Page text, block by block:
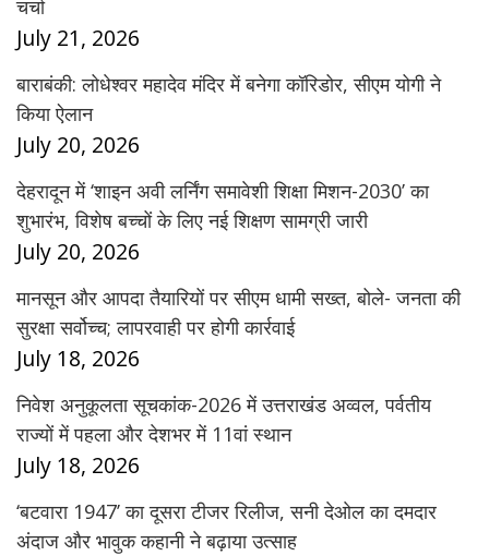
चर्चा
July 21, 2026
बाराबंकी: लोधेश्वर महादेव मंदिर में बनेगा कॉरिडोर, सीएम योगी ने
किया ऐलान
July 20, 2026
देहरादून में ‘शाइन अवी लर्निंग समावेशी शिक्षा मिशन-2030’ का
शुभारंभ, विशेष बच्चों के लिए नई शिक्षण सामग्री जारी
July 20, 2026
मानसून और आपदा तैयारियों पर सीएम धामी सख्त, बोले- जनता की
सुरक्षा सर्वोच्च; लापरवाही पर होगी कार्रवाई
July 18, 2026
निवेश अनुकूलता सूचकांक-2026 में उत्तराखंड अव्वल, पर्वतीय
राज्यों में पहला और देशभर में 11वां स्थान
July 18, 2026
‘बटवारा 1947’ का दूसरा टीजर रिलीज, सनी देओल का दमदार
अंदाज और भावुक कहानी ने बढ़ाया उत्साह